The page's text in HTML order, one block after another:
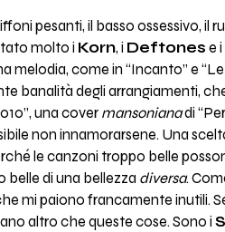
pesanti, il basso ossessivo, il
molto i Korn, i Deftones e i
melodia, come in “Incanto” e
banalità degli arrangiamenti,
una covermansonianadi
non innamorarsene. Una
le canzoni troppo belle
belle di una bellezza diversa.
mi paiono francamente inutili.
altro che queste cose. Sono i